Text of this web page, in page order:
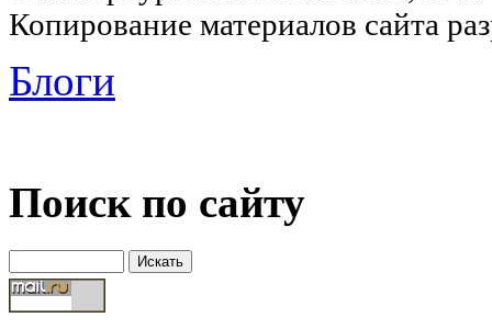
Копирование материалов сайта
Блоги
Поиск по сайту